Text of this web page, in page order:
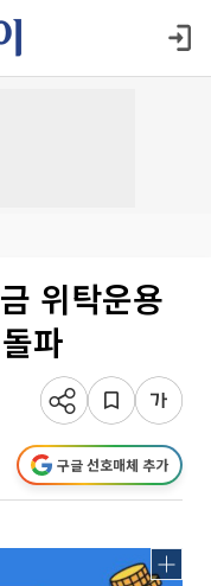
위탁운용
파
구글 선호매체 추가